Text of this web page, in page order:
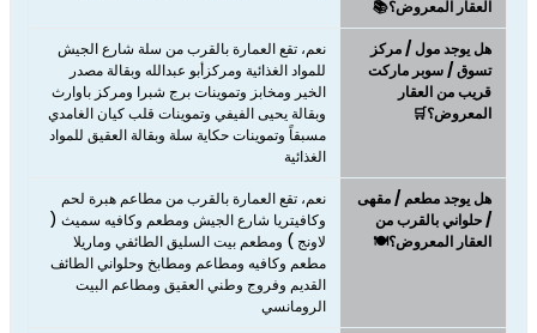
العقار المعروض؟📚
هل يوجد مول / مركز
تسوق / سوبر ماركت
قريب من العقار
المعروض؟🛒
نعم، ​​​​​​​تقع العمارة بالقرب من سلة شارع الجيش
للمواد الغذائية ومركزأبو عبدالله وبقالة مصدر
الخير ومخابز وتموينات برج شبرا ومركز باوارث
وبقالة يحيى الفيفي وتموينات قلب كيان الغامدي
مسبقاً وتموينات حكاية سلة وبقالة العقيق للمواد
الغذائية
هل يوجد مطعم / مقهى
/ حلواني بالقرب من
العقار المعروض؟🍽️
نعم، ​​​​​​​تقع العمارة بالقرب من مطاعم هبرة لحم
وكافيتريا شارع الجيش ومطعم وكافيه سميث (
لاونج ) ومطعم بيت السليق الطائفي وماريلا
مطعم وكافيه ومطاعم ومطابخ وحلواني الطائف
القديم وفروج وطني العقيق ومطاعم البيت
الرومانسي